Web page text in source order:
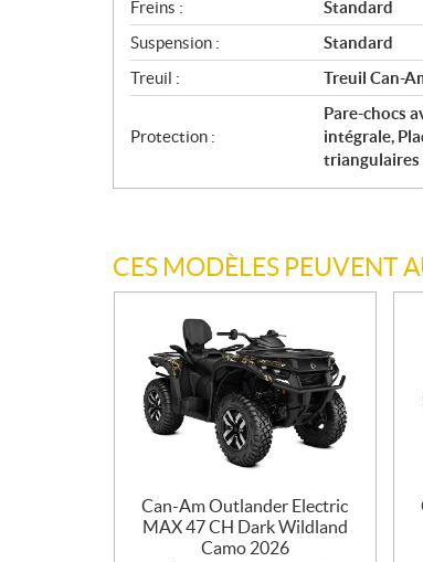
Freins :
Standard
Suspension :
Standard
Treuil :
Treuil Can-
Protection :
Pare-chocs
intégrale,
triangulaires
CES MODÈLES PEUVENT
Can-Am Outlander Electric
MAX 47 CH Dark Wildland
Camo 2026